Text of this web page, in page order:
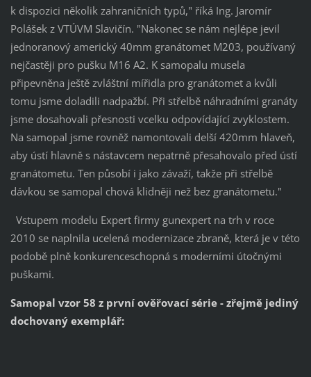
k dispozici několik zahraničních typů," říká Ing. Jaromír
Polášek z VTÚVM Slavičín. "Nakonec se nám nejlépe jevil
jednoranový americký 40mm granátomet M203, používaný
nejčastěji pro pušku M16 A2. K samopalu musela
připevněna ještě zvláštní mířidla pro granátomet a kvůli
tomu jsme doladili nadpažbí. Při střelbě náhradními granáty
jsme dosahovali přesnosti vcelku odpovídající zvyklostem.
Na samopal jsme rovněž namontovali delší 420mm hlaveň,
aby ústí hlavně s nástavcem nepatrně přesahovalo před ústí
granátometu. Ten působí i jako závaží, takže při střelbě
dávkou se samopal chová klidněji než bez granátometu."
Vstupem modelu Expert firmy gunexpert na trh v roce
2010 se naplnila ucelená modernizace zbraně, která je v této
podobě plně konkurenceschopná s moderními útočnými
puškami.
Samopal vzor 58 z první ověřovací série - zřejmě jediný
dochovaný exemplář: